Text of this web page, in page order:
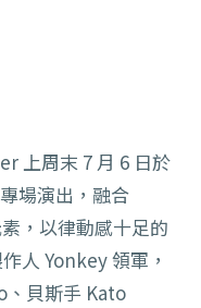
上周末 7 月 6 日於
場演出，融合
，以律動感十足的
人 Yonkey 領軍，
、貝斯手 Kato